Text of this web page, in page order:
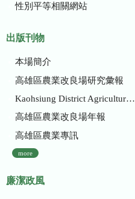
性別平等相關網站
出版刊物
本場簡介
高雄區農業改良場研究彙報
Kaohsiung District Agricultural Research and Extension Station
高雄區農業改良場年報
高雄區農業專訊
more
廉潔政風